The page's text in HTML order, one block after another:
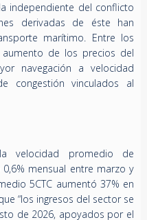
independiente del conflicto
derivadas de éste han
marítimo. Entre los
de los precios del
navegación a velocidad
congestión vinculados al
velocidad promedio de
mensual entre marzo y
5CTC aumentó 37% en
“los ingresos del sector se
de 2026, apoyados por el